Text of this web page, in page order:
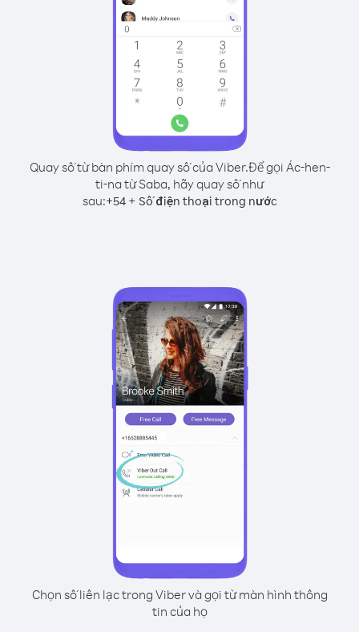
Quay số từ bàn phím quay số của Viber.Để gọi Ác-hen-
ti-na từ Saba, hãy quay số như
sau:+54+ Số điện thoại trong nước
Chọn số liên lạc trong Viber và gọi từ màn hình thông
tin của họ